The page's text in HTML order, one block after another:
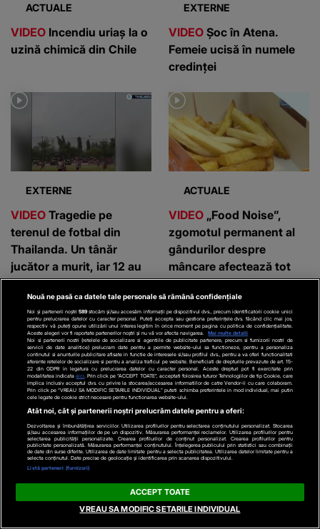
ACTUALE
VIDEO Incendiu uriaș la o
uzină chimică din Chile
EXTERNE
VIDEO Șoc în Atena.
Femeie ucisă în numele
credinței
EXTERNE
VIDEO Tragedie pe
terenul de fotbal din
Thailanda. Un tânăr
jucător a murit, iar 12 au
fost răniți după ce
fulgerele au lovit în timpul
meciului
ACTUALE
VIDEO „Food Noise”,
zgomotul permanent al
gândurilor despre
mâncare afectează tot
mai mulți români
Parteneri
Nouă ne pasă ca datele tale personale să rămână confidențiale
Noi și partenerii noștri 589stocăm și/sau accesăm informații pe dispozitivul dvs., precum identificatorii cookie unici
pentru prelucrarea datelor cu caracter personal. Puteți accepta sau gestiona preferințele dvs. făcând clic mai jos,
respectiv vă puteți opune utilizării unui interes legitim în orice moment pe pagina cu politica de confidențialitate.
Aceste alegeri vor fi raportate partenerilor noștri și nu vă vor afecta navigarea.
Mai multe detalii
Noi si partenerii nostri (retelele de socializare si agentiile de publicitate partenere, precum si furnizorii nostri de
servicii de date analitice) prelucram date pentru a permite website-ului sa functioneze, pentru a personaliza
continutul si anunturile publicitare afisate in functie de interesele si/sau profilul dvs., pentru a va oferi functionalitati
aferente retelelor de socializare si pentru a analiza traficul pe website. Beneficiati de drepturile prevazute de art. 15-
22 din GDPR in legatura cu prelucrarea datelor cu caracter personal. Aceste drepturi pot fi exercitate prin
modalitatea indicataaici . Prin click pe “ACCEPT TOATE”, acceptati folosirea tuturor Tehnologiilor de tip Cookie, care
implica inclusiv acceptul dvs. cu privire la stocarea/accesarea informatiilor de catre Vendor-ii cu care colaboram.
Prin click pe “VREAU SA MODIFIC SETARILE INDIVIDUAL” puteti schimba preferintele in mod individual, mai putin
cele legate de cookie strict necesare pentru functionarea website-ului.
Atât noi, cât și partenerii noștri prelucrăm datele pentru a oferi:
Dezvoltarea și îmbunătățirea serviciilor. Utilizarea profilurilor pentru selectarea conținutului personalizat. Stocarea
și/sau accesarea informațiilor de pe un dispozitiv. Măsurarea performanței reclamelor. Utilizarea profilurilor pentru
selectarea publicității personalizate. Crearea profilurilor de conținut personalizat. Crearea profilurilor pentru
publicitate personalizată. Măsurarea performanței conținutului. Înțelegerea publicului prin statistici sau combinații
de date din surse diferite. Utilizarea de date limitate pentru a selecta publicitatea. Utilizarea datelor limitate pentru a
selecta conținutul. Date precise de geolocație și identificarea prin scanarea dispozitivului.
Listă parteneri (furnizori)
ACCEPT TOATE
VREAU SA MODIFIC SETARILE INDIVIDUAL